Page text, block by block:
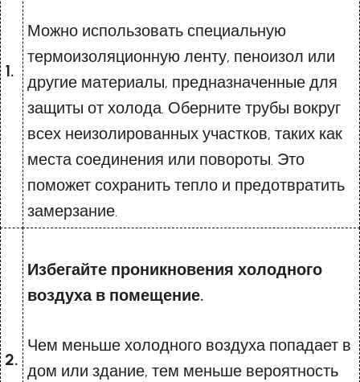
1.
Можно использовать специальную
термоизоляционную ленту, пеноизол или
другие материалы, предназначенные для
защиты от холода. Оберните трубы вокруг
всех неизолированных участков, таких как
места соединения или повороты. Это
поможет сохранить тепло и предотвратить
замерзание.
2.
Избегайте проникновения холодного
воздуха в помещение.
Чем меньше холодного воздуха попадает в
дом или здание, тем меньше вероятность